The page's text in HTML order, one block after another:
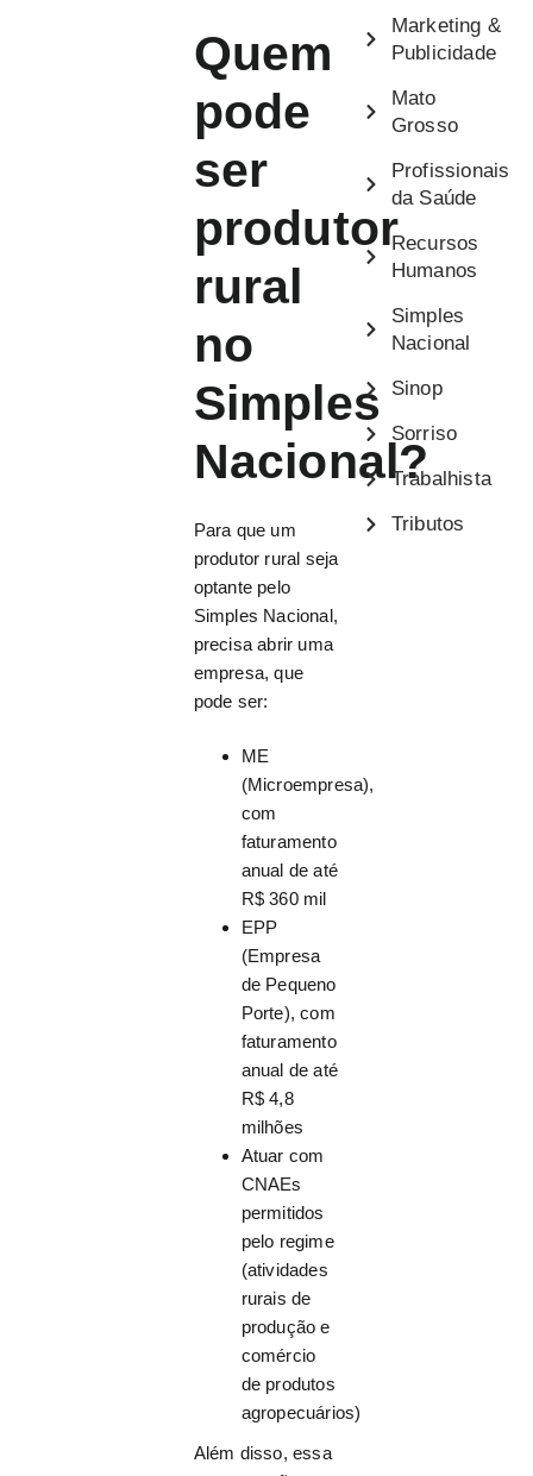
Quem
pode
ser
produtor
rural
no
Simples
Nacional?
Para que um
produtor rural seja
optante pelo
Simples Nacional,
precisa abrir uma
empresa, que
pode ser:
ME
(Microempresa),
com
faturamento
anual de até
R$ 360 mil
EPP
(Empresa
de Pequeno
Porte), com
faturamento
anual de até
R$ 4,8
milhões
Atuar com
CNAEs
permitidos
pelo regime
(atividades
rurais de
produção e
comércio
de produtos
agropecuários)
Além disso, essa
Marketing &
Publicidade
Mato
Grosso
Profissionais
da Saúde
Recursos
Humanos
Simples
Nacional
Sinop
Sorriso
Trabalhista
Tributos